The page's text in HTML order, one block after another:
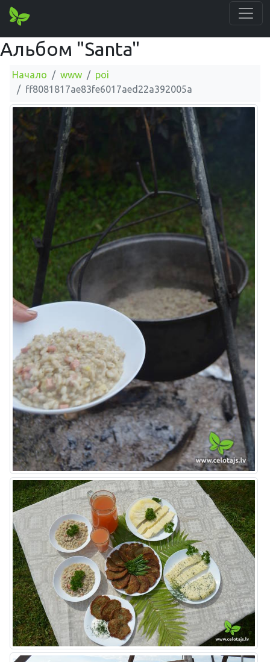
Альбом "Santa"
Начало www
poi
ff8081817ae83fe6017aed22a392005a